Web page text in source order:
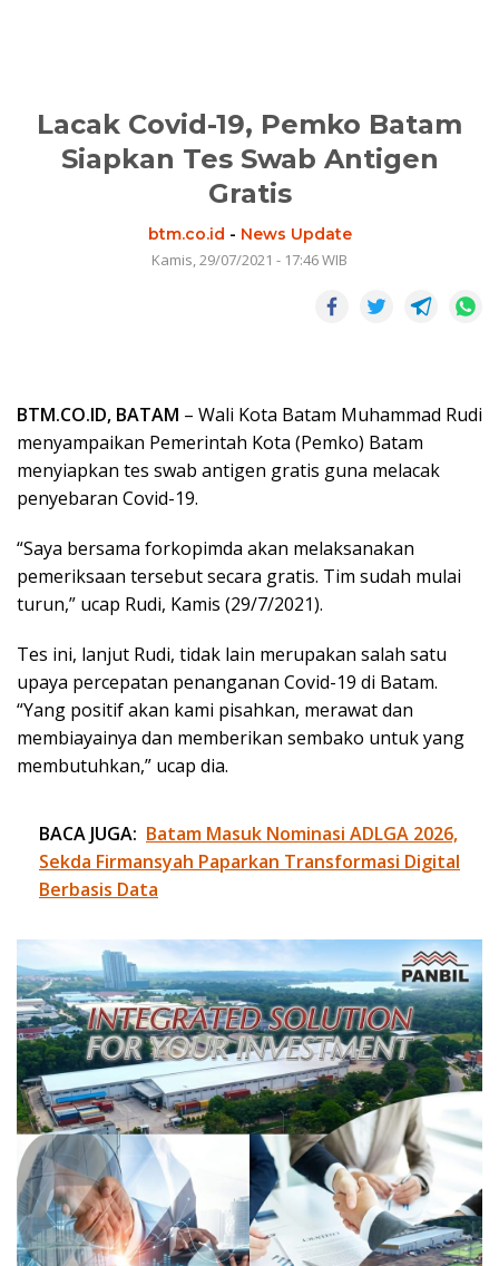
Lacak Covid-19, Pemko Batam
Siapkan Tes Swab Antigen
Gratis
btm.co.id - News Update
Kamis, 29/07/2021 - 17:46 WIB
BTM.CO.ID, BATAM – Wali Kota Batam Muhammad Rudi
menyampaikan Pemerintah Kota (Pemko) Batam
menyiapkan tes swab antigen gratis guna melacak
penyebaran Covid-19.
“Saya bersama forkopimda akan melaksanakan
pemeriksaan tersebut secara gratis. Tim sudah mulai
turun,” ucap Rudi, Kamis (29/7/2021).
Tes ini, lanjut Rudi, tidak lain merupakan salah satu
upaya percepatan penanganan Covid-19 di Batam.
“Yang positif akan kami pisahkan, merawat dan
membiayainya dan memberikan sembako untuk yang
membutuhkan,” ucap dia.
BACA JUGA: Batam Masuk Nominasi ADLGA 2026,
Sekda Firmansyah Paparkan Transformasi Digital
Berbasis Data